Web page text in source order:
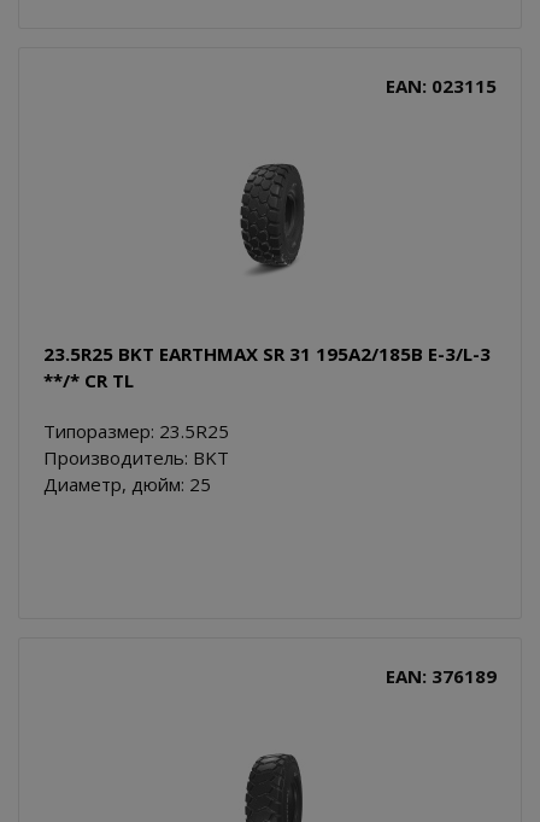
EAN: 023115
23.5R25 BKT EARTHMAX SR 31 195A2/185B E-3/L-3
**/* CR TL
Типоразмер: 23.5R25
Производитель: BKT
Диаметр, дюйм: 25
EAN: 376189